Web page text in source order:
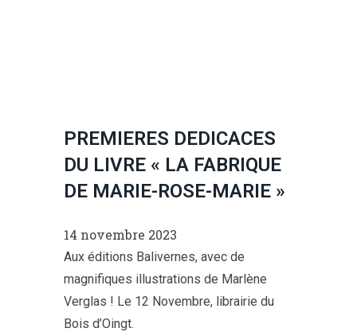
PREMIERES DEDICACES
DU LIVRE « LA FABRIQUE
DE MARIE-ROSE-MARIE »
14 novembre 2023
Aux éditions Balivernes, avec de
magnifiques illustrations de Marlène
Verglas ! Le 12 Novembre, librairie du
Bois d’Oingt.